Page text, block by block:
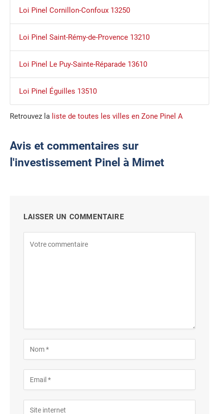
Loi Pinel Cornillon-Confoux 13250
Loi Pinel Saint-Rémy-de-Provence 13210
Loi Pinel Le Puy-Sainte-Réparade 13610
Loi Pinel Éguilles 13510
Retrouvez la liste de toutes les villes en Zone Pinel A
Avis et commentaires sur
l'investissement Pinel à Mimet
LAISSER UN COMMENTAIRE